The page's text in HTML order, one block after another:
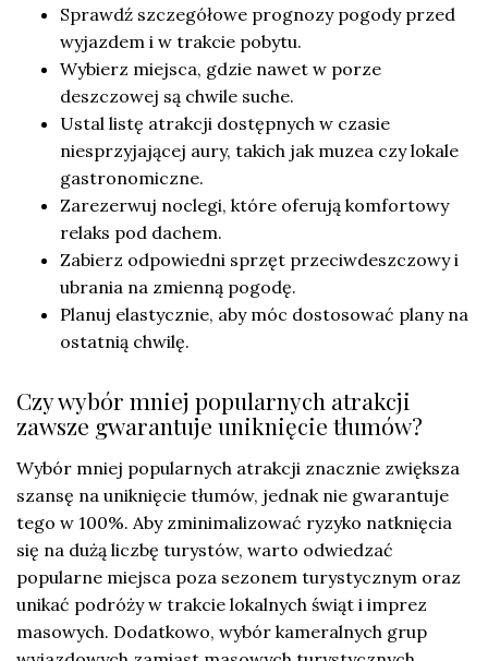
Sprawdź szczegółowe prognozy pogody przed
wyjazdem i w trakcie pobytu.
Wybierz miejsca, gdzie nawet w porze
deszczowej są chwile suche.
Ustal listę atrakcji dostępnych w czasie
niesprzyjającej aury, takich jak muzea czy lokale
gastronomiczne.
Zarezerwuj noclegi, które oferują komfortowy
relaks pod dachem.
Zabierz odpowiedni sprzęt przeciwdeszczowy i
ubrania na zmienną pogodę.
Planuj elastycznie, aby móc dostosować plany na
ostatnią chwilę.
Czy wybór mniej popularnych atrakcji
zawsze gwarantuje uniknięcie tłumów?
Wybór mniej popularnych atrakcji znacznie zwiększa
szansę na uniknięcie tłumów, jednak nie gwarantuje
tego w 100%. Aby zminimalizować ryzyko natknięcia
się na dużą liczbę turystów, warto odwiedzać
popularne miejsca poza sezonem turystycznym oraz
unikać podróży w trakcie lokalnych świąt i imprez
masowych. Dodatkowo, wybór kameralnych grup